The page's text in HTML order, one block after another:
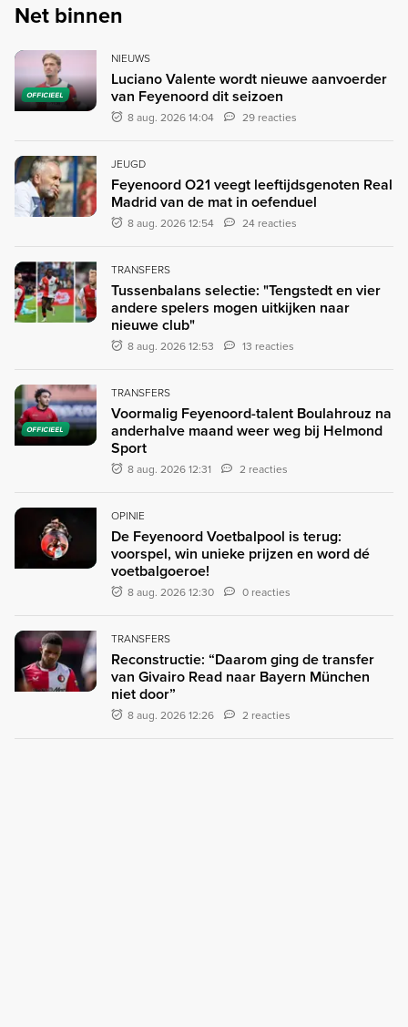
Net binnen
OFFICIEEL
NIEUWS
Luciano Valente wordt nieuwe aanvoerder
van Feyenoord dit seizoen
8 aug. 2026 14:04 29 reacties
JEUGD
Feyenoord O21 veegt leeftijdsgenoten Real
Madrid van de mat in oefenduel
8 aug. 2026 12:54 24 reacties
TRANSFERS
Tussenbalans selectie: "Tengstedt en vier
andere spelers mogen uitkijken naar
nieuwe club"
8 aug. 2026 12:53 13 reacties
OFFICIEEL
TRANSFERS
Voormalig Feyenoord-talent Boulahrouz na
anderhalve maand weer weg bij Helmond
Sport
8 aug. 2026 12:31 2 reacties
OPINIE
De Feyenoord Voetbalpool is terug:
voorspel, win unieke prijzen en word dé
voetbalgoeroe!
8 aug. 2026 12:30 0 reacties
TRANSFERS
Reconstructie: “Daarom ging de transfer
van Givairo Read naar Bayern München
niet door”
8 aug. 2026 12:26 2 reacties